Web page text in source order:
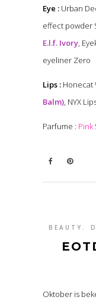
Eye :Urban
effect powder
E.l.f. Ivory,
eyeliner Zero
Lips :Honecat
Balm), NYX
Parfume : Pink
BEAUTY ,
Oktober is